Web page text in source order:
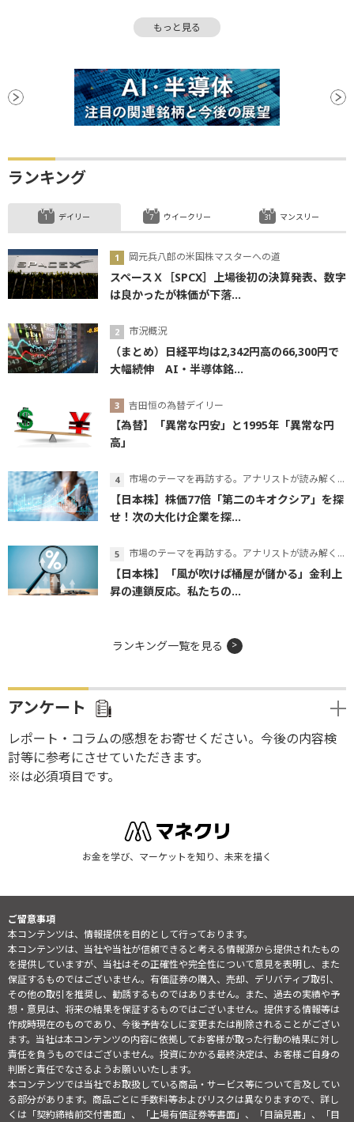
政策金利
もっと見る
ランキング
デイリー
岡元兵八郎の米国株マスターへの道
スペースＸ［SPCX］上場後初の決算発表、数字
は良かったが株価が下落...
市況概況
（まとめ）日経平均は2,342円高の66,300円で
大幅続伸 AI・半導体銘...
吉田恒の為替デイリー
【為替】「異常な円安」と1995年「異常な円
高」
市場のテーマを再訪する。アナリストが読み解くテーマの本質
【日本株】株価77倍「第二のキオクシア」を探
せ！次の大化け企業を探...
市場のテーマを再訪する。アナリストが読み解くテーマの本質
【日本株】「風が吹けば桶屋が儲かる」金利上
昇の連鎖反応。私たちの...
ウイークリー マンスリー
ランキング一覧を見る
アンケート
レポート・コラムの感想をお寄せください。今後の内容検
討等に参考にさせていただきます。
※は必須項目です。
お金を学び、マーケットを知り、未来を描く
ご留意事項
本コンテンツは、情報提供を目的として行っております。
本コンテンツは、当社や当社が信頼できると考える情報源から提供されたもの
を提供していますが、当社はその正確性や完全性について意見を表明し、また
保証するものではございません。有価証券の購入、売却、デリバティブ取引、
その他の取引を推奨し、勧誘するものではありません。また、過去の実績や予
想・意見は、将来の結果を保証するものではございません。提供する情報等は
作成時現在のものであり、今後予告なしに変更または削除されることがござい
ます。当社は本コンテンツの内容に依拠してお客様が取った行動の結果に対し
責任を負うものではございません。投資にかかる最終決定は、お客様ご自身の
判断と責任でなさるようお願いいたします。
本コンテンツでは当社でお取扱している商品・サービス等について言及してい
る部分があります。商品ごとに手数料等およびリスクは異なりますので、詳し
くは「契約締結前交付書面」、「上場有価証券等書面」、「目論見書」、「目